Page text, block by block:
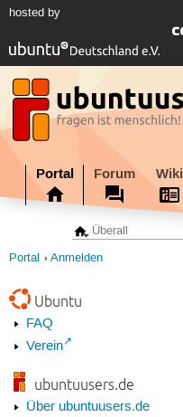
hosted by
Portal Forum Wiki
Portal Anmelden
Ubuntu
FAQ
Verein
ubuntuusers.de
Über ubuntuusers.de